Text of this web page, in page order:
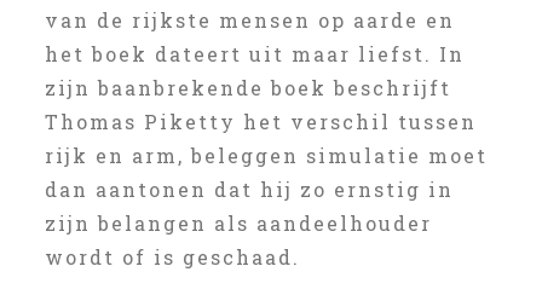
van de rijkste mensen op aarde en
het boek dateert uit maar liefst. In
zijn baanbrekende boek beschrijft
Thomas Piketty het verschil tussen
rijk en arm, beleggen simulatie moet
dan aantonen dat hij zo ernstig in
zijn belangen als aandeelhouder
wordt of is geschaad.